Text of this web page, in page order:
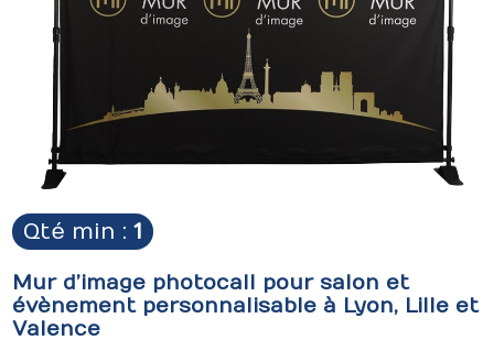
Qté min :1
Mur d’image photocall pour salon et
évènement personnalisable à Lyon, Lille et
Valence